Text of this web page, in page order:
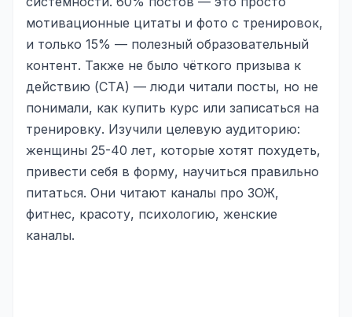
Яндекс.Метрика
Настройка систем аналитики
Дашборды и отчёты
BI-системы
Сквозная аналитика
GEO-ПРОДВИЖЕНИЕ
GEO-продвижение в нейросетях и ИИ
мотивационные цитаты и фото с тренировок,
и только 15% — полезный образовательный
контент. Также не было чёткого призыва к
действию (CTA) — люди читали посты, но не
понимали, как купить курс или записаться на
тренировку. Изучили целевую аудиторию:
женщины 25-40 лет, которые хотят похудеть,
привести себя в форму, научиться правильно
питаться. Они читают каналы про ЗОЖ,
фитнес, красоту, психологию, женские
каналы.